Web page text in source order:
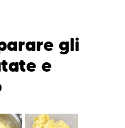
gli
e